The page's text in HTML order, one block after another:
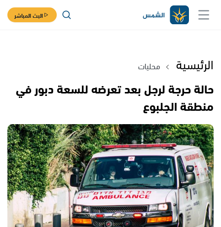
البث المباشر
الرئيسية محليات
حالة حرجة لرجل بعد تعرضه للسعة دبور في
منطقة الجلبوع